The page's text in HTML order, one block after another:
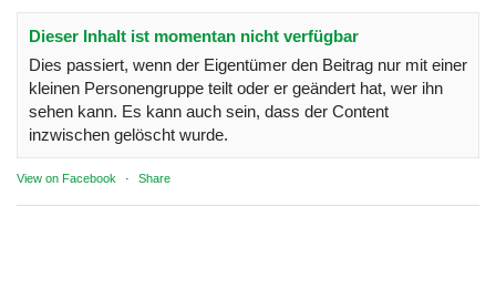
Dieser Inhalt ist momentan nicht verfügbar
Dies passiert, wenn der Eigentümer den Beitrag nur mit einer
kleinen Personengruppe teilt oder er geändert hat, wer ihn
sehen kann. Es kann auch sein, dass der Content
inzwischen gelöscht wurde.
View on Facebook · Share